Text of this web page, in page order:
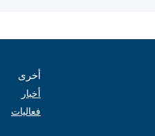
أخرى
أخبار
فعاليات